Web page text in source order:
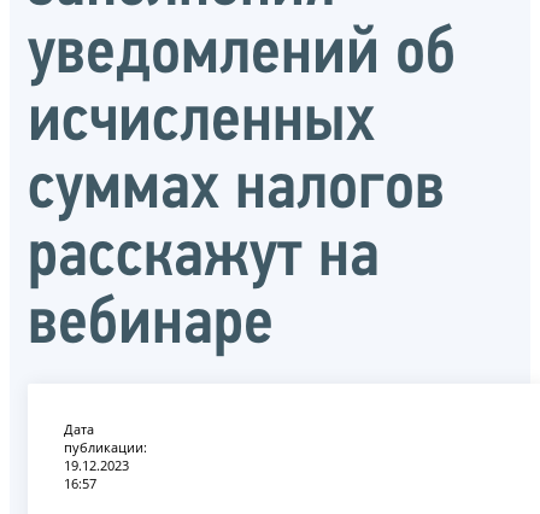
уведомлений об
исчисленных
суммах налогов
расскажут на
вебинаре
Дата
публикации:
19.12.2023
16:57